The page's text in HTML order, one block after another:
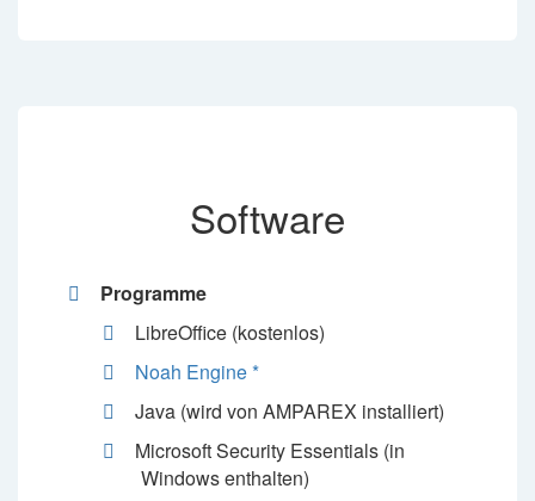
Software
Programme
LibreOffice (kostenlos)
Noah Engine *
Java (wird von AMPAREX installiert)
Microsoft Security Essentials (in
Windows enthalten)